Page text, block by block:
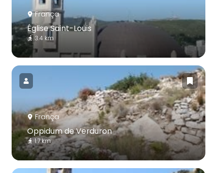
França
Église Saint-Louis
3.4 km
França
Oppidum de Verduron
1.7 km